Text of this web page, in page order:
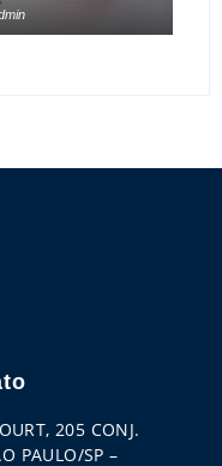
205 CONJ.
PAULO/SP –